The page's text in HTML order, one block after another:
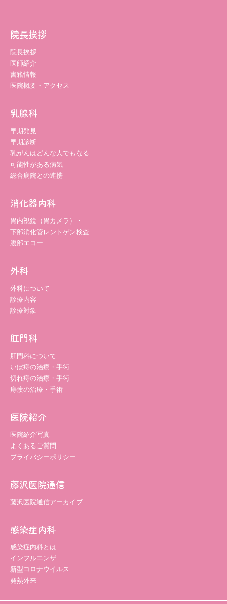
院長挨拶
院長挨拶
医師紹介
書籍情報
医院概要・アクセス
乳腺科
早期発見
早期診断
乳がんはどんな人でもなる
可能性がある病気
総合病院との連携
消化器内科
胃内視鏡（胃カメラ）・
下部消化管レントゲン検査
腹部エコー
外科
外科について
診療内容
診療対象
肛門科
肛門科について
いぼ痔の治療・手術
切れ痔の治療・手術
痔瘻の治療・手術
医院紹介
医院紹介写真
よくあるご質問
プライバシーポリシー
藤沢医院通信
藤沢医院通信アーカイブ
感染症内科
感染症内科とは
インフルエンザ
新型コロナウイルス
発熱外来